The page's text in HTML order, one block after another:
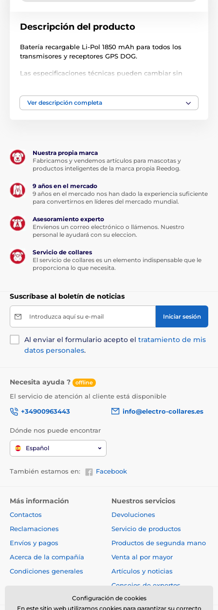
Descripción del producto
Batería recargable Li-Pol 1850 mAh para todos los
transmisores y receptores GPS DOG.
Las especificaciones técnicas pueden cambiar sin
Ver descripción completa
Nuestra propia marca
Fabricamos y vendemos artículos para mascotas y
productos inteligentes de la marca propia Reedog.
9 años en el mercado
9 años en el mercado nos han dado la experiencia suficiente
para convertirnos en líderes del mercado mundial.
Asesoramiento experto
Envíenos un correo electrónico o llámenos. Nuestro
personal le ayudará con su eleccion.
Servicio de collares
El servicio de collares es un elemento indispensable que le
proporciona lo que necesita.
Suscríbase al boletín de noticias
Introduzca aquí su e-mail Iniciar sesión
Al enviar el formulario acepto el tratamiento de mis
datos personales.
Necesita ayuda ? offline
El servicio de atención al cliente está disponible
+34900963443
info@electro-collares.es
Dónde nos puede encontrar
Español
También estamos en: Facebook
Más información
Contactos
Reclamaciones
Envíos y pagos
Acerca de la compañía
Condiciones generales
Nuestros servicios
Devoluciones
Servicio de productos
Productos de segunda mano
Venta al por mayor
Artículos y noticias
Consejos de expertos
Configuración de cookies
En este sitio web utilizamos cookies para garantizar su correcto